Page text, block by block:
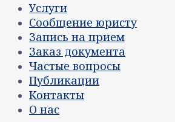
Услуги
Сообщение юристу
Запись на прием
Заказ документа
Частые вопросы
Публикации
Контакты
О нас